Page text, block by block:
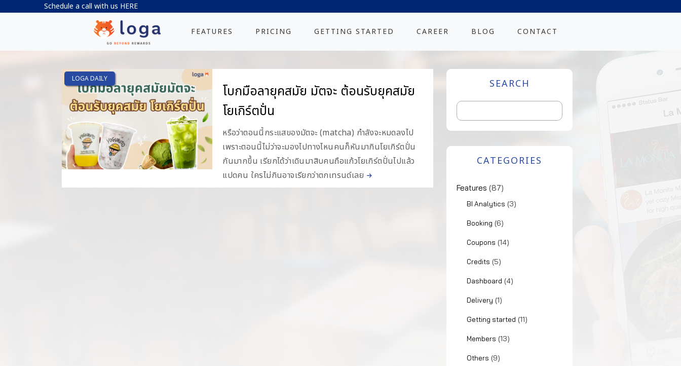
Schedule a call with us HERE
FEATURES PRICING GETTING STARTED CAREER BLOG CONTACT
LOGA DAILY
โบกมือลายุคสมัย มัตจะ ต้อนรับยุคสมัย
โยเกิร์ตปั่น
หรือว่าตอนนี้กระแสของมัตจะ (matcha) กำลังจะหมดลงไป
เพราะตอนนี้ไม่ว่าจะมองไปทางไหนคนก็หันมากินโยเกิร์ตปั่น
กันมากขึ้น เรียกได้ว่าเดินมาสิบคนถือแก้วโยเกิร์ตปั่นไปแล้ว
แปดคน ใครไม่กินอาจเรียกว่าตกเทรนด์เลย
SEARCH
CATEGORIES
Features (87)
BI Analytics (3)
Booking (6)
Coupons (14)
Credits (5)
Dashboard (4)
Delivery (1)
Getting started (11)
Members (13)
Others (9)